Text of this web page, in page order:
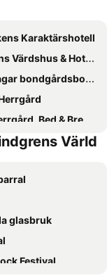
Karaktärshotell
Värdshus & Hotell
bondgårdsboende
& Breakfast och mindre lägenheter
Värld
glasbruk
Festival